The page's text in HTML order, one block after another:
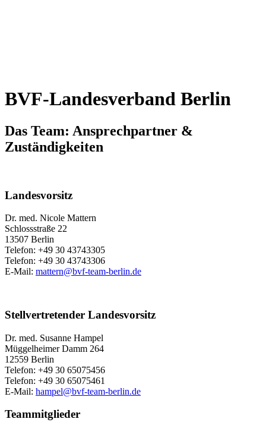
BVF-Landesverband Berlin
Das Team: Ansprechpartner &
Zuständigkeiten
Landesvorsitz
Dr. med. Nicole Mattern
Schlossstraße 22
13507 Berlin
Telefon: +49 30 43743305
Telefon: +49 30 43743306
E-Mail: mattern@bvf-team-berlin.de
Stellvertretender Landesvorsitz
Dr. med. Susanne Hampel
Müggelheimer Damm 264
12559 Berlin
Telefon: +49 30 65075456
Telefon: +49 30 65075461
E-Mail: hampel@bvf-team-berlin.de
Teammitglieder